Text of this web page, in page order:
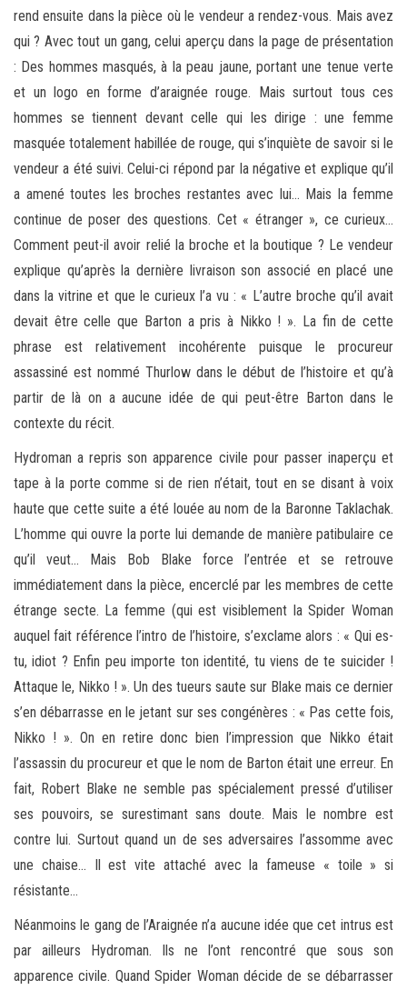
rend ensuite dans la pièce où le vendeur a rendez-vous. Mais avez
qui ? Avec tout un gang, celui aperçu dans la page de présentation
: Des hommes masqués, à la peau jaune, portant une tenue verte
et un logo en forme d’araignée rouge. Mais surtout tous ces
hommes se tiennent devant celle qui les dirige : une femme
masquée totalement habillée de rouge, qui s’inquiète de savoir si le
vendeur a été suivi. Celui-ci répond par la négative et explique qu’il
a amené toutes les broches restantes avec lui… Mais la femme
continue de poser des questions. Cet « étranger », ce curieux…
Comment peut-il avoir relié la broche et la boutique ? Le vendeur
explique qu’après la dernière livraison son associé en placé une
dans la vitrine et que le curieux l’a vu : « L’autre broche qu’il avait
devait être celle que Barton a pris à Nikko ! ». La fin de cette
phrase est relativement incohérente puisque le procureur
assassiné est nommé Thurlow dans le début de l’histoire et qu’à
partir de là on a aucune idée de qui peut-être Barton dans le
contexte du récit.
Hydroman a repris son apparence civile pour passer inaperçu et
tape à la porte comme si de rien n’était, tout en se disant à voix
haute que cette suite a été louée au nom de la Baronne Taklachak.
L’homme qui ouvre la porte lui demande de manière patibulaire ce
qu’il veut… Mais Bob Blake force l’entrée et se retrouve
immédiatement dans la pièce, encerclé par les membres de cette
étrange secte. La femme (qui est visiblement la Spider Woman
auquel fait référence l’intro de l’histoire, s’exclame alors : « Qui es-
tu, idiot ? Enfin peu importe ton identité, tu viens de te suicider !
Attaque le, Nikko ! ». Un des tueurs saute sur Blake mais ce dernier
s’en débarrasse en le jetant sur ses congénères : « Pas cette fois,
Nikko ! ». On en retire donc bien l’impression que Nikko était
l’assassin du procureur et que le nom de Barton était une erreur. En
fait, Robert Blake ne semble pas spécialement pressé d’utiliser
ses pouvoirs, se surestimant sans doute. Mais le nombre est
contre lui. Surtout quand un de ses adversaires l’assomme avec
une chaise… Il est vite attaché avec la fameuse « toile » si
résistante…
Néanmoins le gang de l’Araignée n’a aucune idée que cet intrus est
par ailleurs Hydroman. Ils ne l’ont rencontré que sous son
apparence civile. Quand Spider Woman décide de se débarrasser